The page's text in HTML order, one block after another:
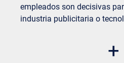
empleados son decisivas
industria publicitaria o
Mayor motivación y+